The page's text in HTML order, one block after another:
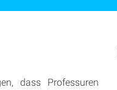
dass Professuren